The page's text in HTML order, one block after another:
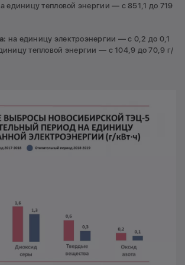
единицу тепловой энергии — с 851,1 до 719
на единицу электроэнергии — с 0,2 до 0,1
тепловой энергии — с 104,9 до 70,9 г/